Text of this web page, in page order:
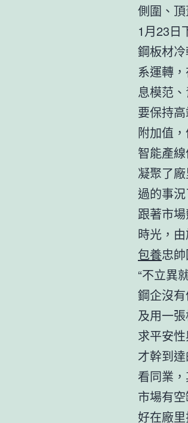
側圍、
1月23日
鋼板材
系運轉
息模范
要保持
附加值
智能產
凝聚了
過的事
跟著市
時光，
包養忠帥
“不立異
鋼企沒
及用一
求平安
才幹到
看同業
市場有
好在廠